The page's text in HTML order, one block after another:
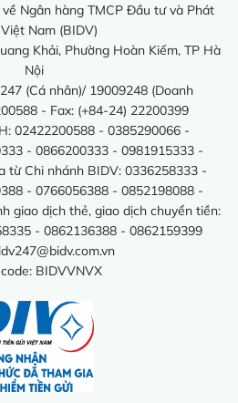
Ngân hàng TMCP Đầu tư và Phát
Nam (BIDV)
Khải, Phường Hoàn Kiếm, TP Hà
Nội
(Cá nhân)/ 19009248 (Doanh
- Fax: (+84-24) 22200399
02422200588 - 0385290066 -
- 0866200333 - 0981915333 -
từ Chi nhánh BIDV: 0336258333 -
- 0766056388 - 0852198088 -
giao dịch thẻ, giao dịch chuyển tiền:
- 0862136388 - 0862159399
BIDVVNVX